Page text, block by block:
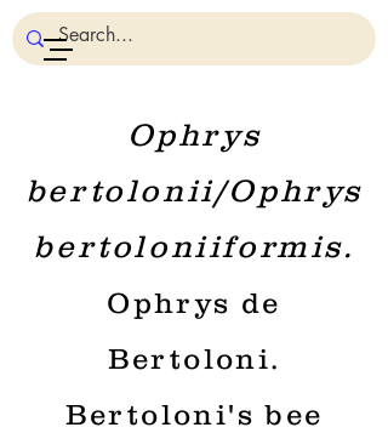
Ophrys
bertolonii/Ophrys
bertoloniiformis.
Ophrys de
Bertoloni.
Bertoloni's bee